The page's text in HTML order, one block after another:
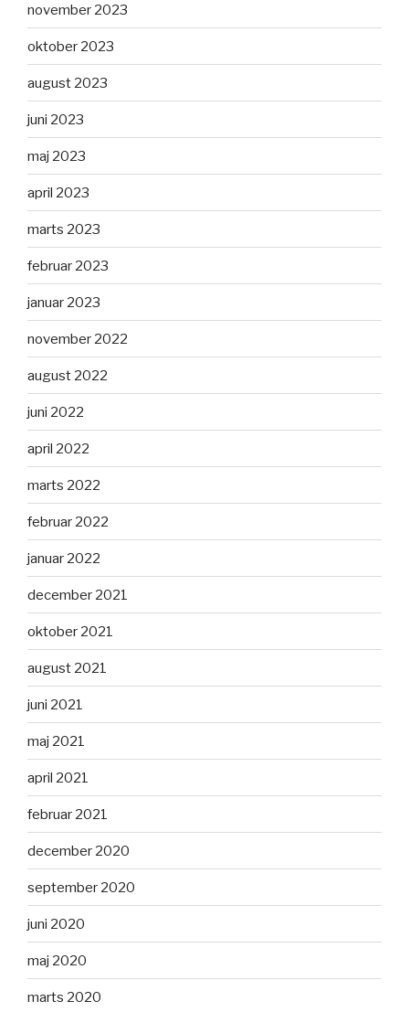
november 2023
oktober 2023
august 2023
juni 2023
maj 2023
april 2023
marts 2023
februar 2023
januar 2023
november 2022
august 2022
juni 2022
april 2022
marts 2022
februar 2022
januar 2022
december 2021
oktober 2021
august 2021
juni 2021
maj 2021
april 2021
februar 2021
december 2020
september 2020
juni 2020
maj 2020
marts 2020